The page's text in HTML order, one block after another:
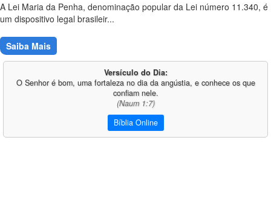
A Lei Maria da Penha, denominação popular da Lei número 11.340, é
um dispositivo legal brasileir...
Saiba Mais
Versículo do Dia:
O Senhor é bom, uma fortaleza no dia da angústia, e conhece os que
confiam nele.
(Naum 1:7)
Bíblia Online